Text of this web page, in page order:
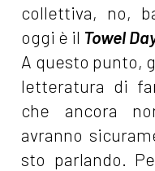
collettiva, no,
oggi è il Towel
A questo punto,
letteratura di
che ancora
avranno
sto parlando.